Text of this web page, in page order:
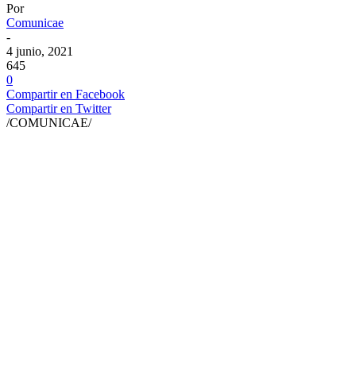
Por
Comunicae
-
4 junio, 2021
645
0
Compartir en Facebook
Compartir en Twitter
/COMUNICAE/